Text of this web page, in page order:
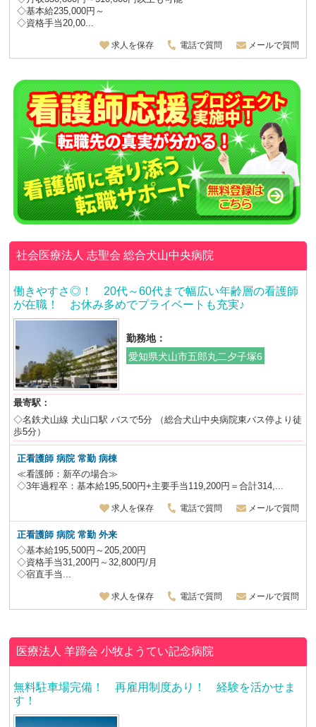
◇基本給235,000円～
◇資格手当20,00...
求人を保存 電話で質問 メールで質問
社会医療法人 志聖会総合犬山中央病院
働きやすさ◎！ 20代～60代まで幅広い年齢層の看護師
が在職！ お休み多めでプライベートも充実♪
勤務地：
愛知県犬山市五郎丸二夕子塚6
最寄駅：
◇名鉄犬山線 犬山口駅 バスで5分 （総合犬山中央病院東バス停より徒
歩5分）
正看護師 病院 常勤 病棟
≪看護師：新卒の場合≫
◇3年過程卒：基本給195,500円+主要手当119,200円＝合計314,...
求人を保存 電話で質問 メールで質問
正看護師 病院 常勤 外来
◇基本給195,500円～205,200円
◇資格手当31,200円～32,800円/月
◇宿直手当...
求人を保存 電話で質問 メールで質問
医療法人 羊蹄会小牧ようてい記念病院
無料駐車場完備！ 再雇用制度あり！ 経験を活かせま
す！